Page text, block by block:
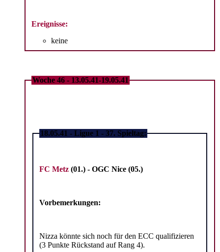
Ereignisse:
keine
Woche 46 - 13.05.41-19.05.41
18.05.41 - Ligue 1 - 37. Spieltag:
FC Metz (01.) - OGC Nice (05.)
Vorbemerkungen:
Nizza könnte sich noch für den ECC qualifizieren
(3 Punkte Rückstand auf Rang 4).